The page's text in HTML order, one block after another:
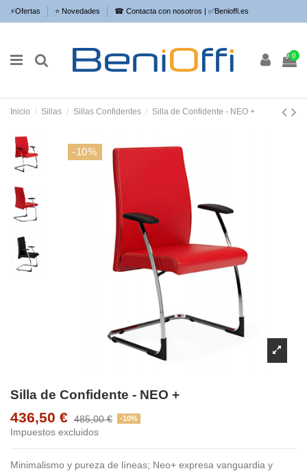
⚡​Ofertas ⭐​ Novedades ☎ Contacta con nosotros | ✅Benioffi.es
0
Inicio Sillas Sillas Confidentes Silla de Confidente - NEO +
-10%
Silla de Confidente - NEO +
436,50 € 485,00 € -10%
Impuestos excluidos
Minimalismo y pureza de líneas; Neo+ expresa vanguardia y